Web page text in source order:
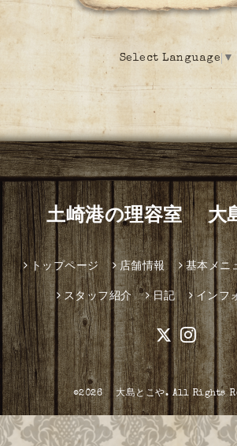
Select Language ▼
土崎港の理容室 大
トップページ 店舗情報 基本メニ
スタッフ紹介 日記 インフ
©2026大島とこや. All Rights